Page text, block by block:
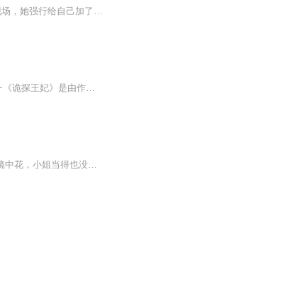
每天上午10点准时更新5集，订阅可以看到每日更新哦！【内容简介】乔叶穿越到刺杀任务的现场，她强行给自己加了雨神的马甲，为了走稳人设，疯狂抱大腿。乔叶忙着周旋、忙着演戏、忙着表白、忙着替这个没良心的三皇子挣钱。三皇子忙着装傻、忙着试探、忙着吃...
【每日更新2篇】如果喜欢记得点订阅哦~更新就会自动提示。关注主播，更多精彩故事等着你~《诡探王妃》是由作者子不语怪创作的古风奇幻言情小说，由每天读点故事独家出品。由人气热门主播倾城演绎。刚过及笄之礼的望门嫡女苏清墨，被一道赐婚圣旨嫁入王府，...
【内容简介】前世是棵没爹娘疼爱的小白菜，意外穿到古代成官家的小姐。没想到幸福依旧是镜中花，小姐当得也没有地位。好在傻妞有傻福，成为另一家的掌上明珠。好日子才开始，咋就遇上了选秀呢？我可不想在深宫里耗尽青春！那个妖孽王爷啊，你不想娶什么娇...